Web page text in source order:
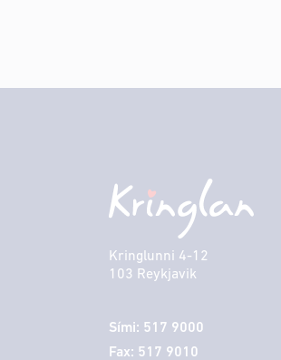
Kringlunni 4-12
103 Reykjavik
Sími: 517 9000
Fax: 517 9010